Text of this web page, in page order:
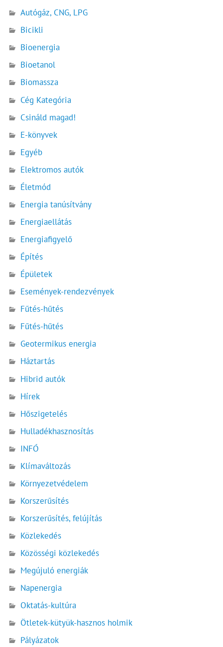
Autógáz, CNG, LPG
Bicikli
Bioenergia
Bioetanol
Biomassza
Cég Kategória
Csináld magad!
E-könyvek
Egyéb
Elektromos autók
Életmód
Energia tanúsítvány
Energiaellátás
Energiafigyelő
Építés
Épületek
Események-rendezvények
Fűtés-hűtés
Fűtés-hűtés
Geotermikus energia
Háztartás
Hibrid autók
Hírek
Hőszigetelés
Hulladékhasznosítás
INFÓ
Klímaváltozás
Környezetvédelem
Korszerűsítés
Korszerűsítés, felújítás
Közlekedés
Közösségi közlekedés
Megújuló energiák
Napenergia
Oktatás-kultúra
Ötletek-kütyük-hasznos holmik
Pályázatok